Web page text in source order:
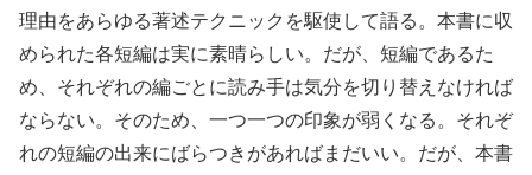
理由をあらゆる著述テクニックを駆使して語る。本書に収
められた各短編は実に素晴らしい。だが、短編であるた
め、それぞれの編ごとに読み手は気分を切り替えなければ
ならない。そのため、一つ一つの印象が弱くなる。それぞ
れの短編の出来にばらつきがあればまだいい。だが、本書